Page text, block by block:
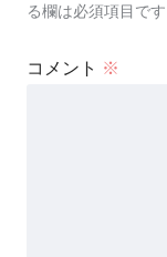
る欄は必須項目です
コメント ※